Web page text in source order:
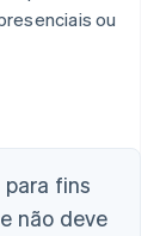
ou
fins
não deve